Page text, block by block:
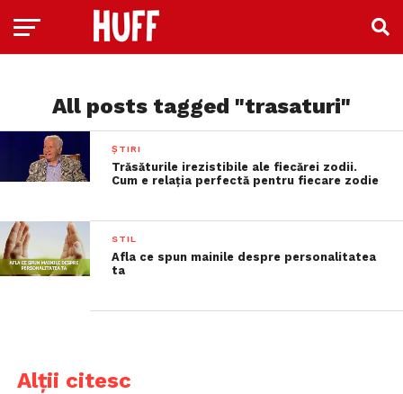
All posts tagged "trasaturi"
ȘTIRI
Trăsăturile irezistibile ale fiecărei zodii.
Cum e relaţia perfectă pentru fiecare zodie
STIL
Afla ce spun mainile despre personalitatea
ta
Alții citesc